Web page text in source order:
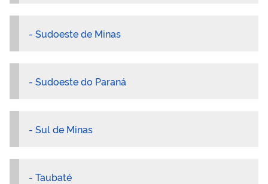
- Sudoeste de Minas
- Sudoeste do Paraná
- Sul de Minas
- Taubaté